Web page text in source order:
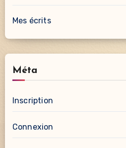
Mes écrits
Méta
Inscription
Connexion